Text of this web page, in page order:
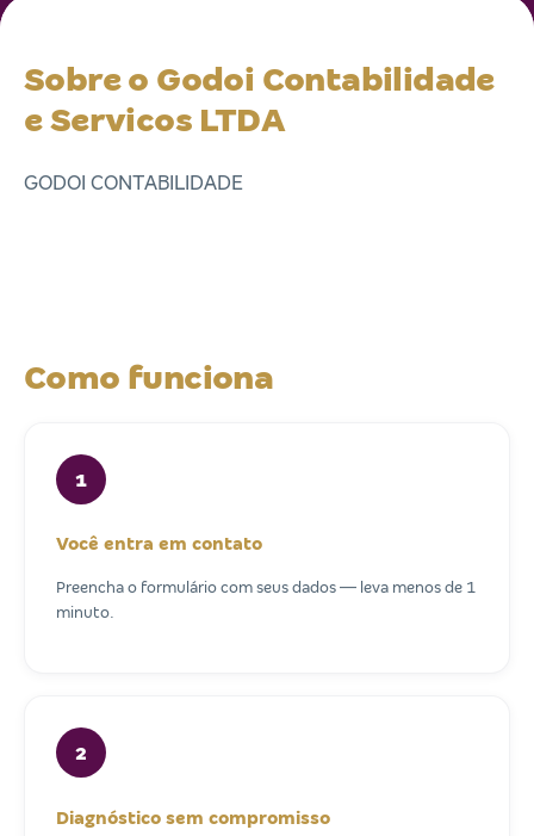
Sobre o Godoi Contabilidade
e Servicos LTDA
GODOI CONTABILIDADE
Como funciona
1
Você entra em contato
Preencha o formulário com seus dados — leva menos de 1
minuto.
2
Diagnóstico sem compromisso